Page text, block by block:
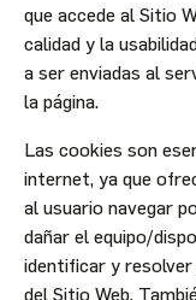
que accede al Sitio
calidad y la
a ser enviadas al
la página.
Las cookies son
internet, ya que
al usuario navegar
dañar el equipo/
identificar y
del Sitio Web.